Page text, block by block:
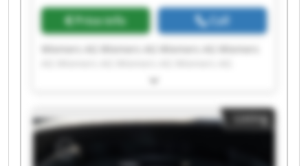
Price info Call
Wiemers AG Wiemers AG Wiemers AG Wiemers
Wiemers AG Wiemers AG Wiemers AG Wiemers
Wiemers AG Wiemers AG Wiemers AG Wiemers
AG Wiemers AG Wiemers AG
Listing